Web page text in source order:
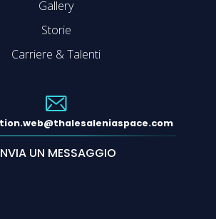
Gallery
Storie
Carriere & Talenti
UN MESSAGGIO